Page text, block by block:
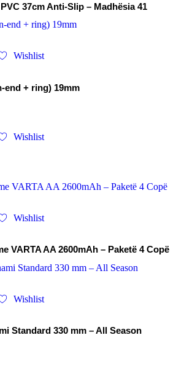
37cm Anti-Slip – Madhësia 41
Wishlist
end + ring) 19mm
Wishlist
Wishlist
VARTA AA 2600mAh – Paketë 4 Copë
Wishlist
Standard 330 mm – All Season